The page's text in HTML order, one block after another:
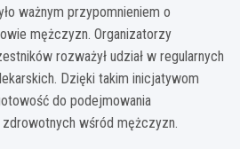
ważnym przypomnieniem o
mężczyzn. Organizatorzy
rozważył udział w regularnych
Dzięki takim inicjatywom
do podejmowania
wśród mężczyzn.